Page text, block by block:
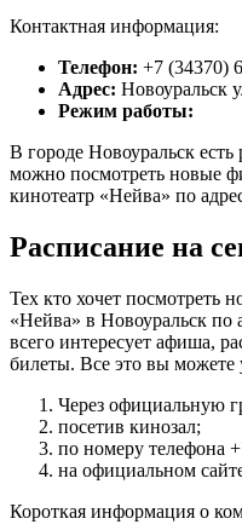
Контактная информация:
Телефон: +7 (34370)
Адрес: Новоуральск
Режим работы:
В городе Новоуральск
можно посмотреть новые
кинотеатр «Нейва» по
Расписание на
Тех кто хочет посмотреть
«Нейва» в Новоуральск по
всего интересует афиша,
билеты. Все это вы можете
Через официальную
посетив кинозал;
по номеру телефона
на официальном
Короткая информация о